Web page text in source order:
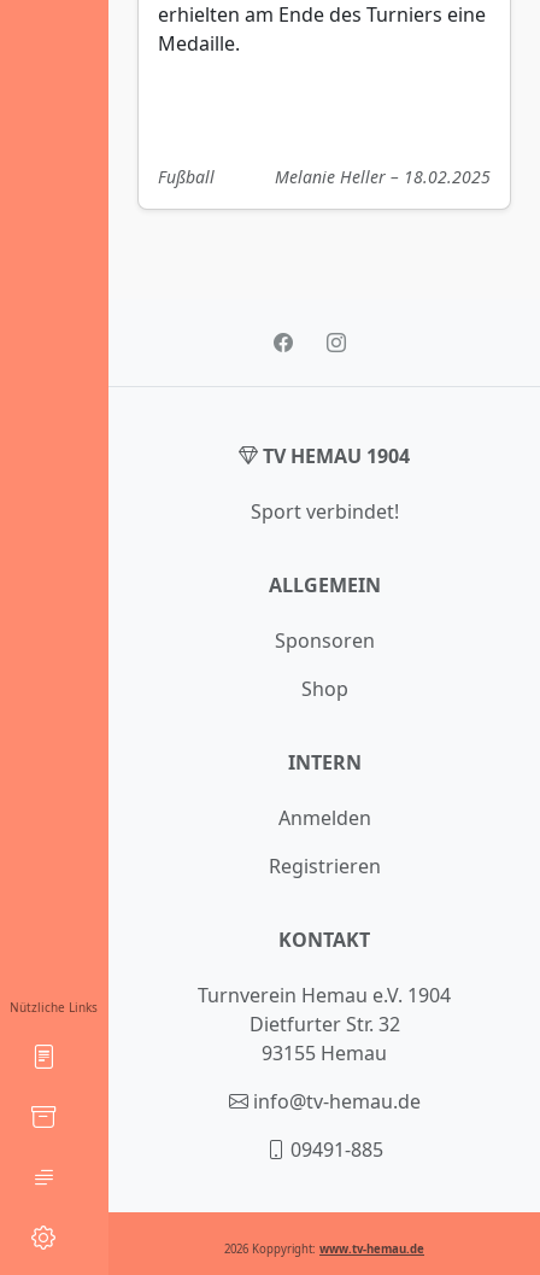
Nützliche Links
erhielten am Ende des Turniers eine
Medaille.
Fußball Melanie Heller – 18.02.2025
TV HEMAU 1904
Sport verbindet!
ALLGEMEIN
Sponsoren
Shop
INTERN
Anmelden
Registrieren
KONTAKT
Turnverein Hemau e.V. 1904
Dietfurter Str. 32
93155 Hemau
info@tv-hemau.de
09491-885
2026 Koppyright: www.tv-hemau.de